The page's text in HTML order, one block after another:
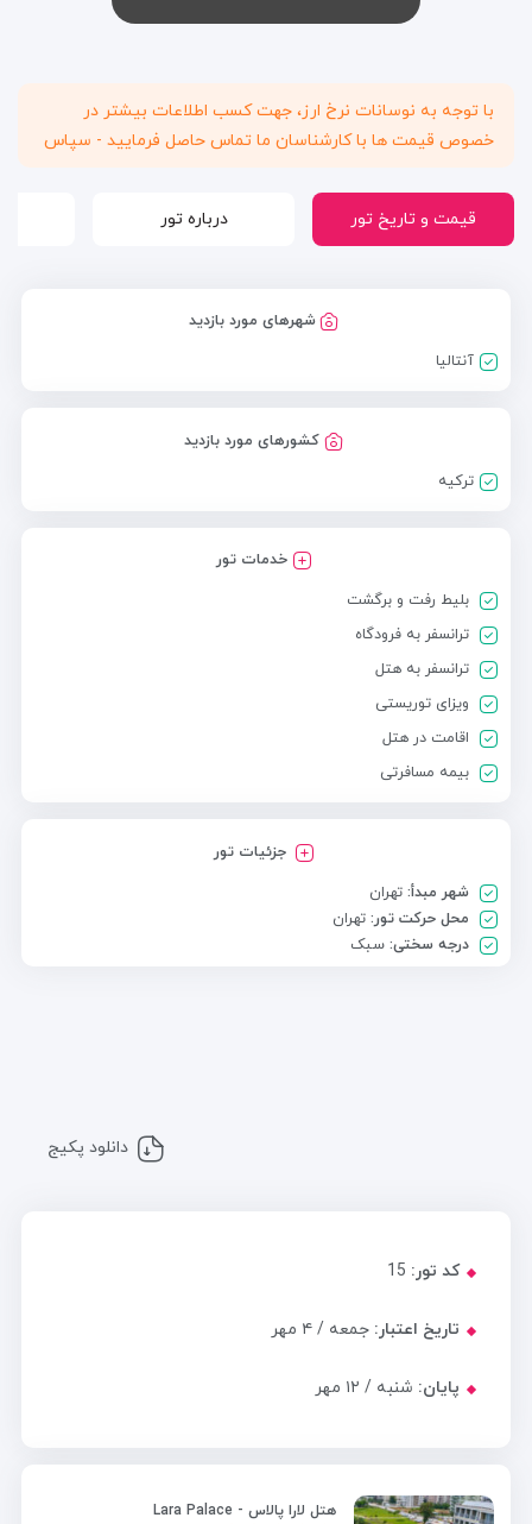
با توجه به نوسانات نرخ ارز، جهت کسب اطلاعات بیشتر در
خصوص قیمت ها با کارشناسان ما تماس حاصل فرمایید - سپاس
قیمت و تاریخ تور درباره تور
شهرهای مورد بازدید
آنتالیا
کشورهای مورد بازدید
ترکیه
خدمات تور
بلیط رفت و برگشت
ترانسفر به فرودگاه
ترانسفر به هتل
ویزای توریستی
اقامت در هتل
بیمه مسافرتی
جزئیات تور
شهر مبدأ: تهران
محل حرکت تور: تهران
درجه سختی: سبک
دانلود پکیج
کد تور: 15
تاریخ اعتبار: جمعه / ۴ مهر
پایان: شنبه / ۱۲ مهر
هتل لارا پالاس - Lara Palace